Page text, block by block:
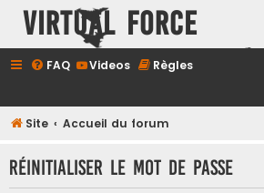
Virtual Force
FAQ Videos Règles
Site Accueil du forum
Réinitialiser le mot de passe